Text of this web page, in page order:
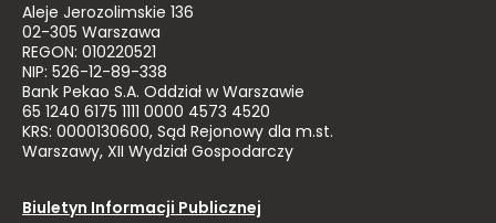
Aleje Jerozolimskie 136
02-305 Warszawa
REGON: 010220521
NIP: 526-12-89-338
Bank Pekao S.A. Oddział w Warszawie
65 1240 6175 1111 0000 4573 4520
KRS: 0000130600, Sąd Rejonowy dla m.st.
Warszawy, XII Wydział Gospodarczy
Biuletyn Informacji Publicznej